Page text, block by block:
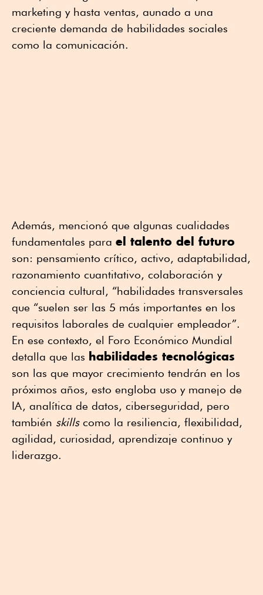
marketing y hasta ventas, aunado a una
creciente demanda de habilidades sociales
como la comunicación.
Además, mencionó que algunas cualidades
fundamentales para el talento del futuro
son: pensamiento crítico, activo, adaptabilidad,
razonamiento cuantitativo, colaboración y
conciencia cultural, “habilidades transversales
que “suelen ser las 5 más importantes en los
requisitos laborales de cualquier empleador”.
En ese contexto, el Foro Económico Mundial
detalla que las habilidades tecnológicas
son las que mayor crecimiento tendrán en los
próximos años, esto engloba uso y manejo de
IA, analítica de datos, ciberseguridad, pero
también skills como la resiliencia, flexibilidad,
agilidad, curiosidad, aprendizaje continuo y
liderazgo.